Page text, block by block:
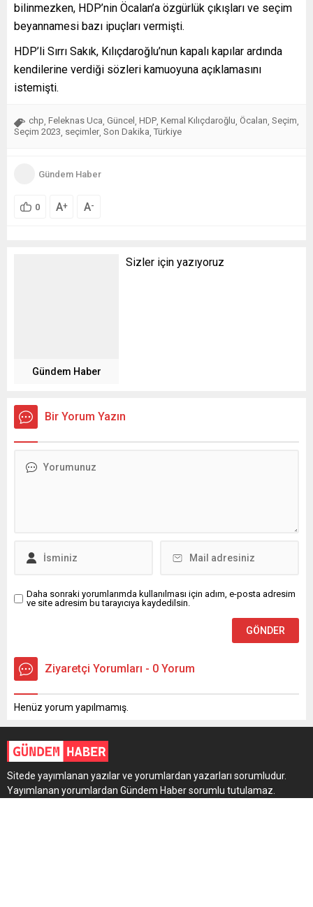
bilinmezken, HDP’nin Öcalan’a özgürlük çıkışları ve seçim
beyannamesi bazı ipuçları vermişti.
HDP’li Sırrı Sakık, Kılıçdaroğlu’nun kapalı kapılar ardında
kendilerine verdiği sözleri kamuoyuna açıklamasını
istemişti.
chp, Feleknas Uca, Güncel , HDP, Kemal Kılıçdaroğlu, Öcalan, Seçim,
Seçim 2023, seçimler, Son Dakika, Türkiye
Gündem Haber
0 A+ A-
Gündem Haber
Sizler için yazıyoruz
Bir Yorum Yazın
Daha sonraki yorumlarımda kullanılması için adım, e-posta adresim
ve site adresim bu tarayıcıya kaydedilsin.
Ziyaretçi Yorumları - 0 Yorum
Henüz yorum yapılmamış.
Sitede yayımlanan yazılar ve yorumlardan yazarları sorumludur.
Yayımlanan yorumlardan Gündem Haber sorumlu tutulamaz.